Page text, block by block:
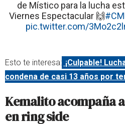
de Místico para la lucha
Viernes Espectacular 🙌
pic.twitter.com/
Esto te interesa: ¡Culpable!
condena de casi 13 años por
Kemalito acompaña
en ring side